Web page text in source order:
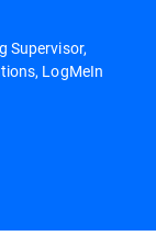
Supervisor,
LogMeIn